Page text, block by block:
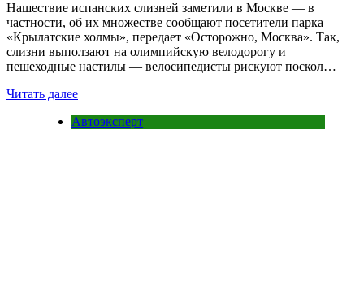
Нашествие испанских слизней заметили в Москве — в
частности, об их множестве сообщают посетители парка
«Крылатские холмы», передает «Осторожно, Москва». Так,
слизни выползают на олимпийскую велодорогу и
пешеходные настилы — велосипедисты рискуют поскол…
Читать далее
Автоэксперт